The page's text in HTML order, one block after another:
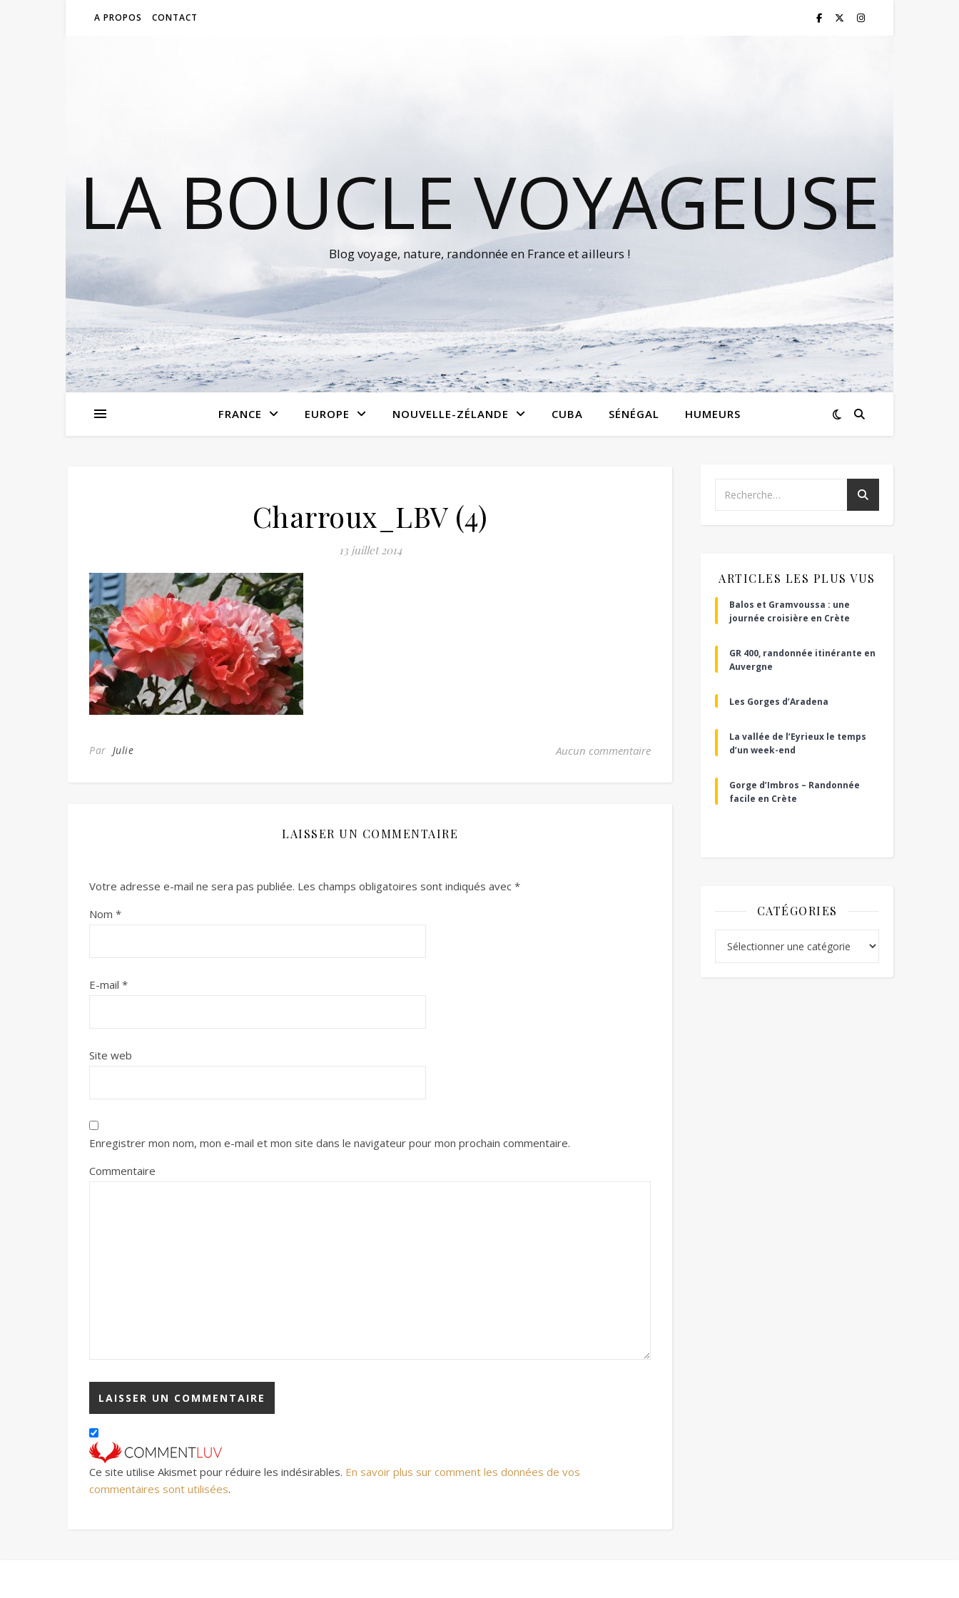
A PROPOS CONTACT
LA BOUCLE VOYAGEUSE
Blog voyage, nature, randonnée en France et ailleurs !
FRANCE EUROPE NOUVELLE-ZÉLANDE CUBA SÉNÉGAL HUMEURS
Charroux_LBV (4)
13 juillet 2014
Par Julie Aucun commentaire
LAISSER UN COMMENTAIRE
Votre adresse e-mail ne sera pas publiée. Les champs obligatoires sont indiqués avec *
Nom *
E-mail *
Site web
Enregistrer mon nom, mon e-mail et mon site dans le navigateur pour mon prochain commentaire.
Commentaire
Ce site utilise Akismet pour réduire les indésirables. En savoir plus sur comment les données de vos
commentaires sont utilisées.
ARTICLES LES PLUS VUS
Balos et Gramvoussa : une
journée croisière en Crète
GR 400, randonnée itinérante en
Auvergne
Les Gorges d’Aradena
La vallée de l’Eyrieux le temps
d’un week-end
Gorge d’Imbros – Randonnée
facile en Crète
CATÉGORIES